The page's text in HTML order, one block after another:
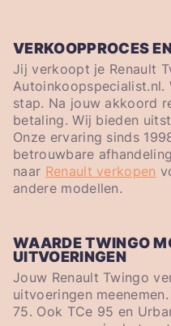
VERKOOPPROCES
Jij verkoopt je Renault
Autoinkoopspecialist.nl.
stap. Na jouw akkoord
betaling. Wij bieden
Onze ervaring sinds
betrouwbare
naar Renault verkopen
andere modellen.
WAARDE TWINGO
UITVOERINGEN
Jouw Renault Twingo
uitvoeringen
75. Ook TCe 95 en